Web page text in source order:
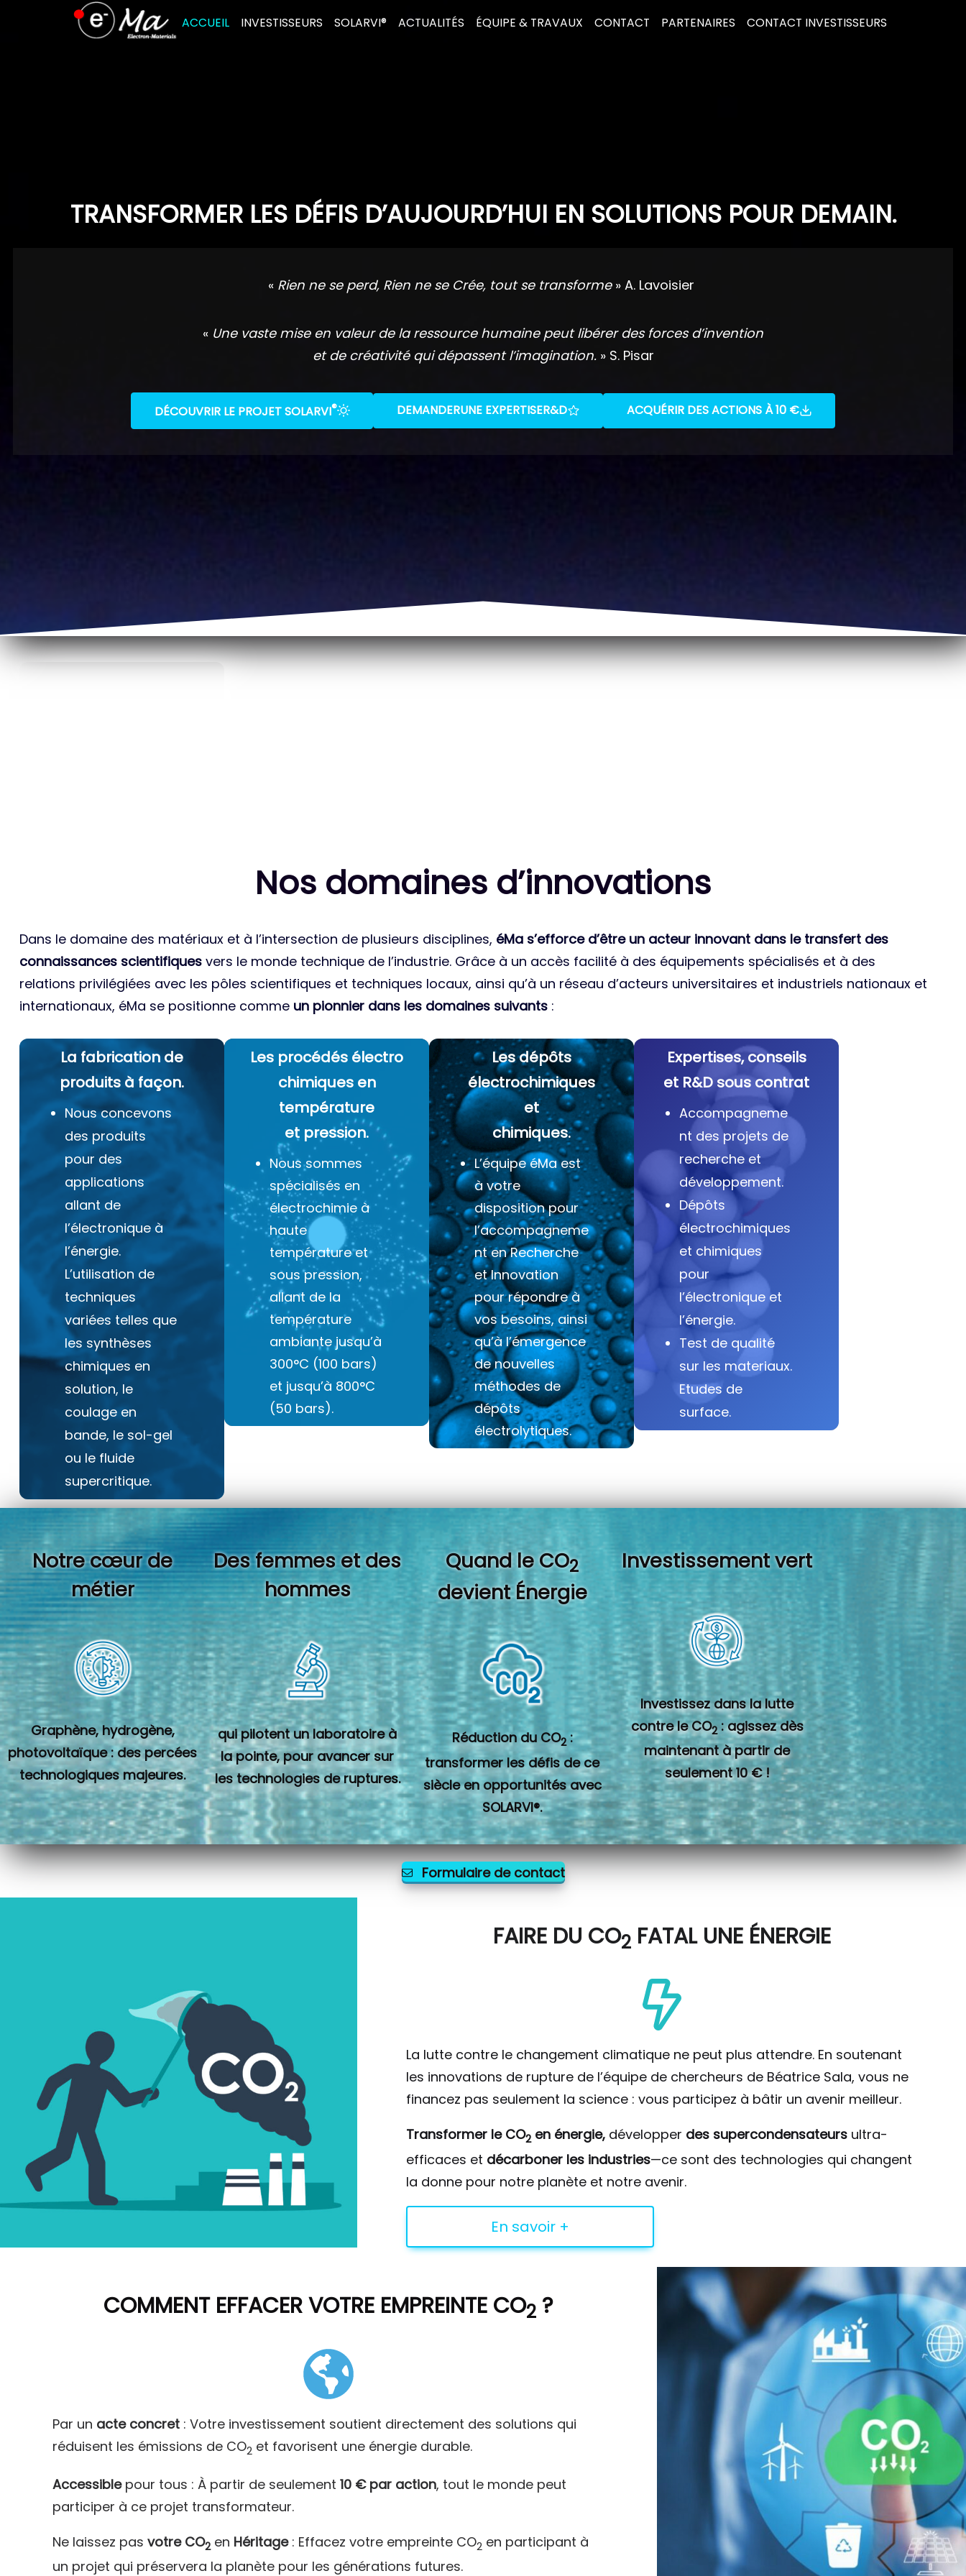
ACCUEIL INVESTISSEURS SOLARVI® ACTUALITÉS ÉQUIPE & TRAVAUX CONTACT PARTENAIRES CONTACT INVESTISSEURS
TRANSFORMER LES DÉFIS D’AUJOURD’HUI EN SOLUTIONS POUR DEMAIN.
« Rien ne se perd, Rien ne se Crée, tout se transforme » A. Lavoisier
« Une vaste mise en valeur de la ressource humaine peut libérer des forces d’invention
et de créativité qui dépassent l’imagination.» S. Pisar
DÉCOUVRIR LE PROJET SOLARVI® DEMANDERUNE EXPERTISER&D ACQUÉRIR DES ACTIONS À 10 €
Nos domaines d’innovations
Dans le domaine des matériaux et à l’intersection de plusieurs disciplines, éMa s’efforce d’être un acteur innovant dans le transfert des
connaissances scientifiques vers le monde technique de l’industrie. Grâce à un accès facilité à des équipements spécialisés et à des
relations privilégiées avec les pôles scientifiques et techniques locaux, ainsi qu’à un réseau d’acteurs universitaires et industriels nationaux et
internationaux, éMa se positionne comme un pionnier dans les domaines suivants :
La fabrication de
produits à façon.
Nous concevons
des produits
pour des
applications
allant de
l’électronique à
l’énergie.
L’utilisation de
techniques
variées telles que
les synthèses
chimiques en
solution, le
coulage en
bande, le sol-gel
ou le fluide
supercritique.
Les procédés électro
chimiques en
température
et pression.
Nous sommes
spécialisés en
électrochimie à
haute
température et
sous pression,
allant de la
température
ambiante jusqu’à
300°C (100 bars)
et jusqu’à 800°C
(50 bars).
Les dépôts
électrochimiques
et
chimiques.
L’équipe éMa est
à votre
disposition pour
l’accompagneme
nt en Recherche
et Innovation
pour répondre à
vos besoins, ainsi
qu’à l’émergence
de nouvelles
méthodes de
dépôts
électrolytiques.
Expertises, conseils
et R&D sous contrat
Accompagneme
nt des projets de
recherche et
développement.
Dépôts
électrochimiques
et chimiques
pour
l’électronique et
l’énergie.
Test de qualité
sur les materiaux.
Etudes de
surface.
Notre cœur de
métier
Graphène, hydrogène,
photovoltaïque : des percées
technologiques majeures.
Des femmes et des
hommes
qui pilotent un laboratoire à
la pointe, pour avancer sur
les technologies de ruptures.
Quand le CO2
devient Énergie
Réduction du CO2 :
transformer les défis de ce
siècle en opportunités avec
SOLARVI®.
Investissement vert
Investissez dans la lutte
contre le CO2 : agissez dès
maintenant à partir de
seulement 10 € !
Formulaire de contact
FAIRE DU CO2FATAL UNE ÉNERGIE
La lutte contre le changement climatique ne peut plus attendre. En soutenant
les innovations de rupture de l’équipe de chercheurs de Béatrice Sala, vous ne
financez pas seulement la science : vous participez à bâtir un avenir meilleur.
Transformer le CO2 en énergie, développer des supercondensateurs ultra-
efficaces et décarboner les industries—ce sont des technologies qui changent
la donne pour notre planète et notre avenir.
En savoir +
COMMENT EFFACER VOTRE EMPREINTE CO2 ?
Par un acte concret : Votre investissement soutient directement des solutions qui
réduisent les émissions de CO2 et favorisent une énergie durable.
Accessiblepour tous : À partir de seulement10 € par action, tout le monde peut
participer à ce projet transformateur.
Ne laissez pasvotre CO2 en Héritage: Effacez votre empreinte CO2 en participant à
un projet qui préservera la planète pour les générations futures.